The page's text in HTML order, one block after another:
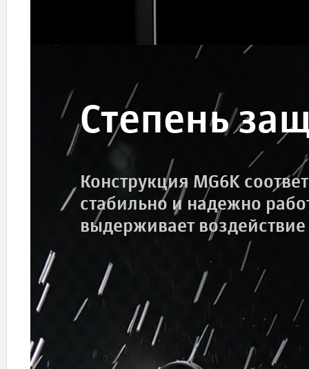
Степень
Конструкция MG6K
стабильно и надежно
выдерживает